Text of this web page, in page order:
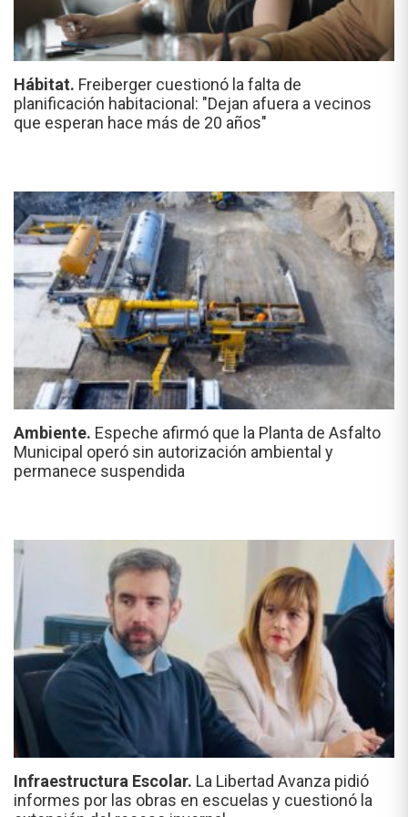
Hábitat. Freiberger cuestionó la falta de
planificación habitacional: "Dejan afuera a vecinos
que esperan hace más de 20 años"
Ambiente. Espeche afirmó que la Planta de Asfalto
Municipal operó sin autorización ambiental y
permanece suspendida
Infraestructura Escolar. La Libertad Avanza pidió
informes por las obras en escuelas y cuestionó la